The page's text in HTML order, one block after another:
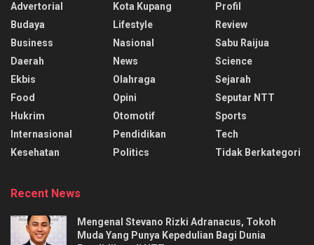
Advertorial
Budaya
Business
Daerah
Ekbis
Food
Hukrim
Internasional
Kesehatan
Kota Kupang
Lifestyle
Nasional
News
Olahraga
Opini
Otomotif
Pendidikan
Politics
Profil
Review
Sabu Raijua
Science
Sejarah
Seputar NTT
Sports
Tech
Tidak Berkategori
Recent News
Mengenal Stevano Rizki Adranacus, Tokoh
Muda Yang Punya Kepedulian Bagi Dunia